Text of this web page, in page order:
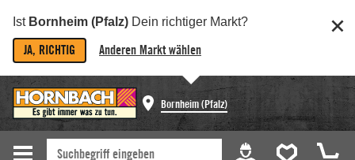
Ist Bornheim (Pfalz) Dein richtiger Markt?
JA, RICHTIG Anderen Markt wählen
Bornheim (Pfalz)